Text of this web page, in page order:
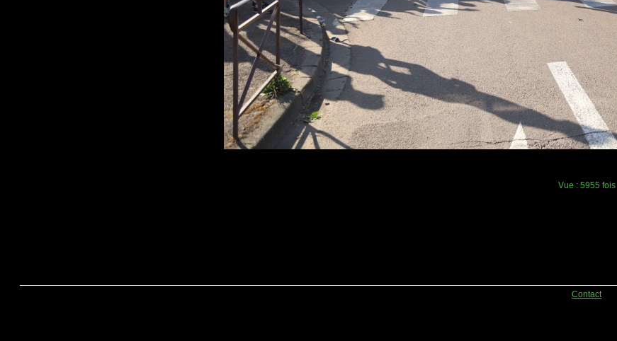
Vue : 5955 fois
Contact